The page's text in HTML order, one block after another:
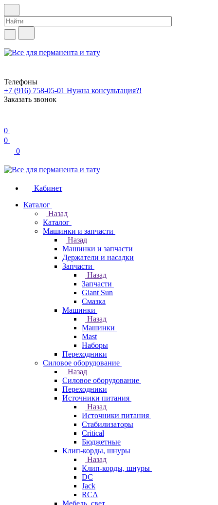
Телефоны
+7 (916) 758-05-01 Нужна консультация?!
Заказать звонок
0
0
0
Кабинет
Каталог
Назад
Каталог
Машинки и запчасти
Назад
Машинки и запчасти
Держатели и насадки
Запчасти
Назад
Запчасти
Giant Sun
Смазка
Машинки
Назад
Машинки
Mast
Наборы
Переходники
Силовое оборудование
Назад
Силовое оборудование
Переходники
Источники питания
Назад
Источники питания
Стабилизаторы
Critical
Бюджетные
Клип-корды, шнуры
Назад
Клип-корды, шнуры
DC
Jack
RCA
Мебель, свет